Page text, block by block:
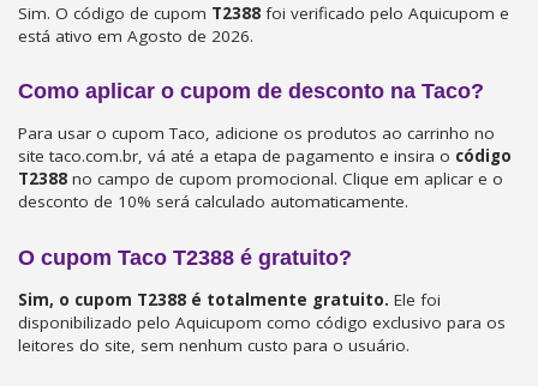
Sim. O código de cupom T2388 foi verificado pelo Aquicupom e
está ativo em Agosto de 2026.
Como aplicar o cupom de desconto na Taco?
Para usar o cupom Taco, adicione os produtos ao carrinho no
site taco.com.br, vá até a etapa de pagamento e insira o código
T2388 no campo de cupom promocional. Clique em aplicar e o
desconto de 10% será calculado automaticamente.
O cupom Taco T2388 é gratuito?
Sim, o cupom T2388 é totalmente gratuito. Ele foi
disponibilizado pelo Aquicupom como código exclusivo para os
leitores do site, sem nenhum custo para o usuário.